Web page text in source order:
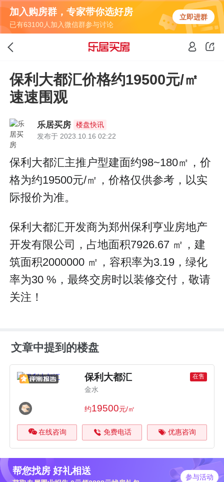
加入购房群，专家带你选好房
已有63100人加入微信群参与讨论
立即进群
保利大都汇价格约19500元/㎡
速速围观
乐居买房
楼盘快讯
发布于 2023.10.16 02:22
保利大都汇主推户型建面约98~180㎡，价
格为约19500元/㎡，价格仅供参考，以实
际报价为准。
保利大都汇开发商为郑州保利亨业房地产
开发有限公司，占地面积7926.67 ㎡，建
筑面积2000000 ㎡，容积率为3.19，绿化
率为30 %，最终交房时以装修交付，敬请
关注！
文章中提到的楼盘
保利大都汇 在售
金水
约19500元/㎡
在线咨询 免费电话 优惠咨询
帮您找房 好礼相送
参与活动